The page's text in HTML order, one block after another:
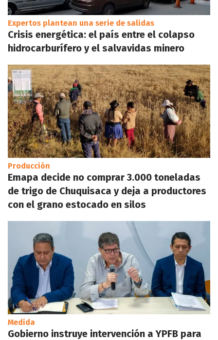
Expertos plantean una serie de salidas
Crisis energética: el país entre el colapso
hidrocarburífero y el salvavidas minero
Producción
Emapa decide no comprar 3.000 toneladas
de trigo de Chuquisaca y deja a productores
con el grano estocado en silos
Medida
Gobierno instruye intervención a YPFB para